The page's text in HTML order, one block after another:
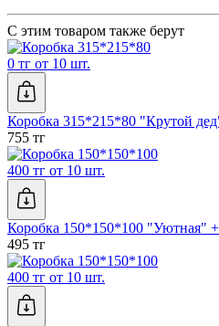
С этим товаром также берут
0 тг от 10 шт.
Коробка 315*215*80 "Крутой
755 тг
400 тг от 10 шт.
Коробка 150*150*100 "Уютная"
495 тг
400 тг от 10 шт.